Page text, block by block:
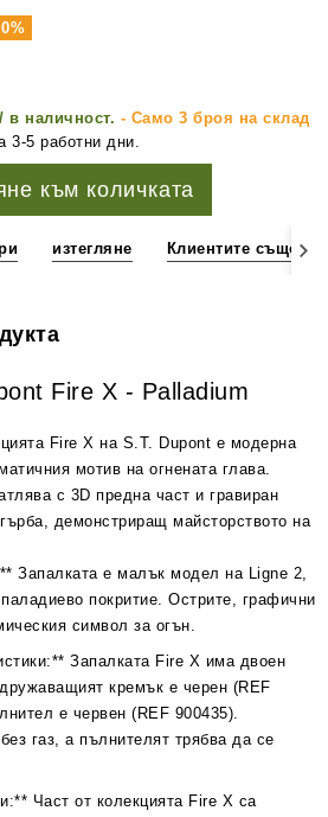
в наличност. - Само 3 броя на склад
3-5 работни дни.
към количката
изтегляне Клиентите също
Fire X - Palladium
Fire X на S.T. Dupont е модерна
мотив на огнената глава.
с 3D предна част и гравиран
демонстриращ майсторството на
Запалката е малък модел на Ligne 2,
покритие. Острите, графични
символ за огън.
Запалката Fire X има двоен
кремък е черен (REF
е червен (REF 900435).
газ, а пълнителят трябва да се
Част от колекцията Fire X са